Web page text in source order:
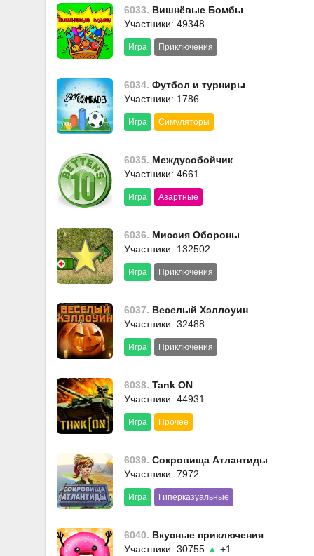
6033. Вишнёвые Бомбы
Участники: 49348
Игра Приключения
6034. Футбол и турниры
Участники: 1786
Игра Симуляторы
6035. Междусобойчик
Участники: 4661
Игра Азартные
6036. Миссия Обороны
Участники: 132502
Игра Приключения
6037. Веселый Хэллоуин
Участники: 32488
Игра Приключения
6038. Tank ON
Участники: 44931
Игра Прочее
6039. Сокровища Атлантиды
Участники: 7972
Игра Гиперказуальные
6040. Вкусные приключения
Участники: 30755 ▲ +1